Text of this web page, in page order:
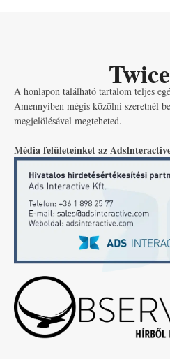
A honlapon található tartalom teljes
Amennyiben mégis közölni szeretnél
megjelölésével megteheted.
Média felületeinket az